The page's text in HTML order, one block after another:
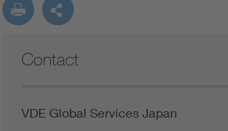
Contact
VDE Global Services Japan